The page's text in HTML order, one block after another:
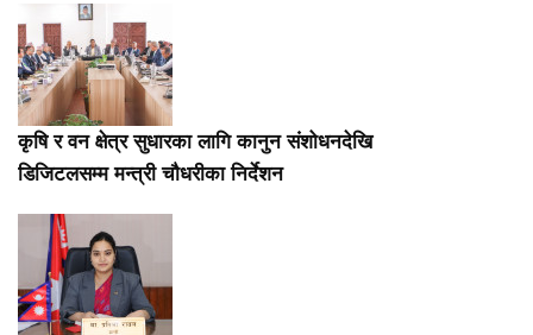
कृषि र वन क्षेत्र सुधारका लागि कानुन संशोधनदेखि
डिजिटलसम्म मन्त्री चौधरीका निर्देशन